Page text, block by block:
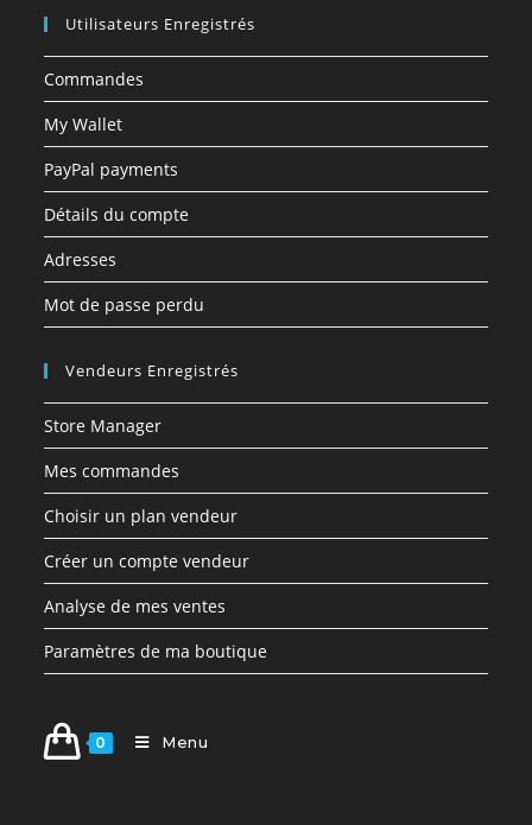
Utilisateurs Enregistrés
Commandes
My Wallet
PayPal payments
Détails du compte
Adresses
Mot de passe perdu
Vendeurs Enregistrés
Store Manager
Mes commandes
Choisir un plan vendeur
Créer un compte vendeur
Analyse de mes ventes
Paramètres de ma boutique
0 Menu